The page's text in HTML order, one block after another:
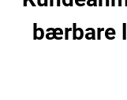
bærbare